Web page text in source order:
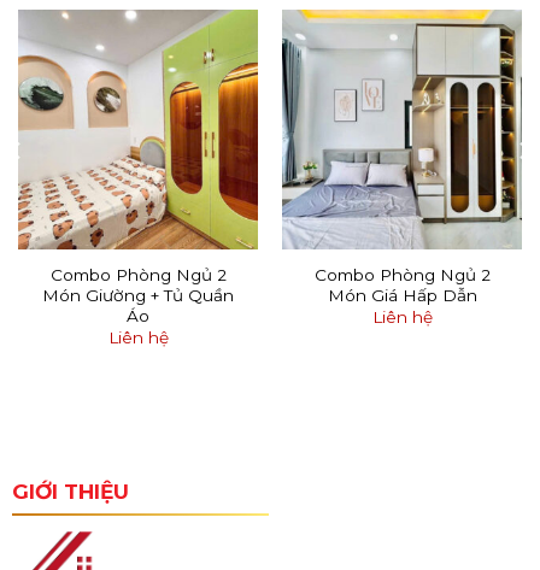
Combo Phòng Ngủ 2
Món Giường + Tủ Quần
Áo
Liên hệ
Combo Phòng Ngủ 2
Món Giá Hấp Dẫn
Liên hệ
GIỚI THIỆU